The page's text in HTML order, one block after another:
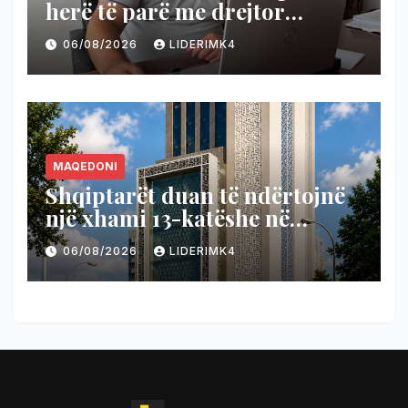
herë të parë me drejtor
shqiptar
06/08/2026 LIDERIMK4
MAQEDONI
Shqiptarët duan të ndërtojnë
një xhami 13-katëshe në
Londër
06/08/2026 LIDERIMK4